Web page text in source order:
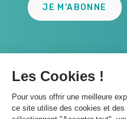
JE M'ABONNE